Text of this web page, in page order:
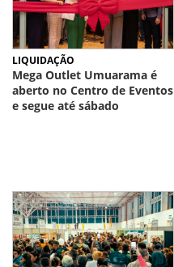
LIQUIDAÇÃO
Mega Outlet Umuarama é
aberto no Centro de Eventos
e segue até sábado